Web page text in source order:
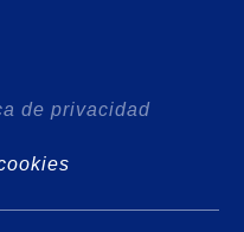
de privacidad